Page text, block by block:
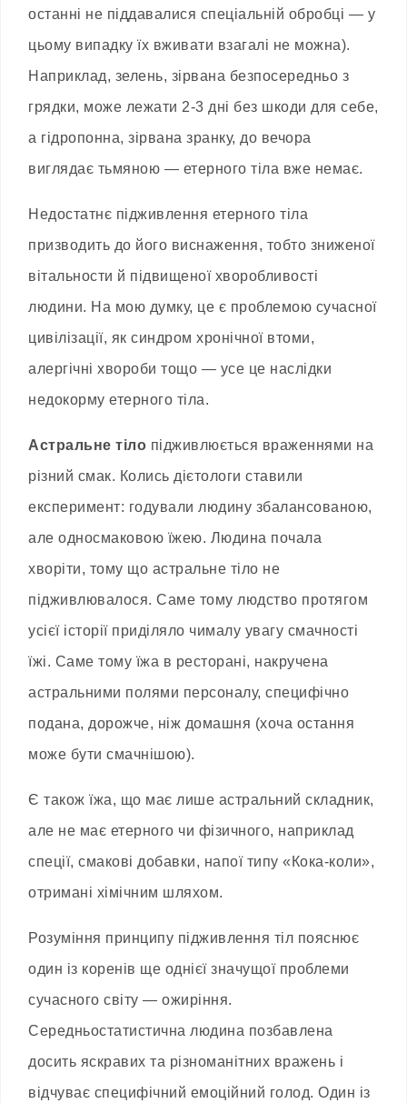
останні не піддавалися спеціальній обробці — у
цьому випадку їх вживати взагалі не можна).
Наприклад, зелень, зірвана безпосередньо з
грядки, може лежати 2-3 дні без шкоди для себе,
а гідропонна, зірвана зранку, до вечора
виглядає тьмяною — етерного тіла вже немає.
Недостатнє підживлення етерного тіла
призводить до його виснаження, тобто зниженої
вітальности й підвищеної хворобливості
людини. На мою думку, це є проблемою сучасної
цивілізації, як синдром хронічної втоми,
алергічні хвороби тощо — усе це наслідки
недокорму етерного тіла.
Астральне тіло підживлюється враженнями на
різний смак. Колись дієтологи ставили
експеримент: годували людину збалансованою,
але односмаковою їжею. Людина почала
хворіти, тому що астральне тіло не
підживлювалося. Саме тому людство протягом
усієї історії приділяло чималу увагу смачності
їжі. Саме тому їжа в ресторані, накручена
астральними полями персоналу, специфічно
подана, дорожче, ніж домашня (хоча остання
може бути смачнішою).
Є також їжа, що має лише астральний складник,
але не має етерного чи фізичного, наприклад
спеції, смакові добавки, напої типу «Кока-коли»,
отримані хімічним шляхом.
Розуміння принципу підживлення тіл пояснює
один із коренів ще однієї значущої проблеми
сучасного світу — ожиріння.
Середньостатистична людина позбавлена
досить яскравих та різноманітних вражень і
відчуває специфічний емоційний голод. Один із